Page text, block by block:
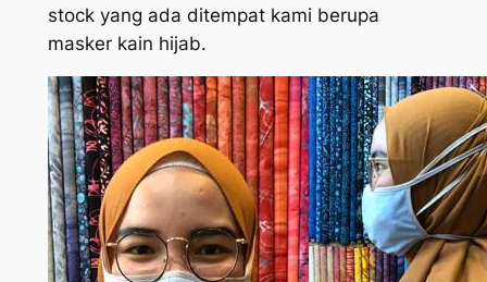
stock yang ada ditempat kami berupa
masker kain hijab.